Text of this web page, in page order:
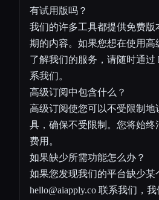
有试用版吗？
我们的许多工具都提供免费版
期的内容。如果您想在使用高
了解我们的服务，请随时通过
系我们。
高级订阅中包含什么？
高级订阅使您可以不受限制地
具，确保不受限制。您将始终
费用。
如果缺少所需功能怎么办？
如果您发现我们的平台缺少某
hello@aiapply.co 联系我们，